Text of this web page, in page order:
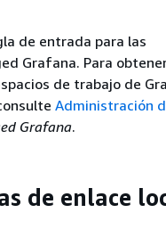
de entrada para las
Grafana. Para
de trabajo de
Administración
Grafana.
de enlace